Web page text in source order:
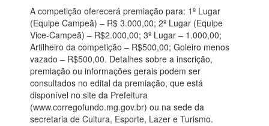
A competição oferecerá premiação para: 1º Lugar
(Equipe Campeã) – R$ 3.000,00; 2º Lugar (Equipe
Vice-Campeã) – R$2.000,00; 3º Lugar – 1.000,00;
Artilheiro da competição – R$500,00; Goleiro menos
vazado – R$500,00. Detalhes sobre a inscrição,
premiação ou informações gerais podem ser
consultados no edital da premiação, que está
disponível no site da Prefeitura
(www.corregofundo.mg.gov.br) ou na sede da
secretaria de Cultura, Esporte, Lazer e Turismo.